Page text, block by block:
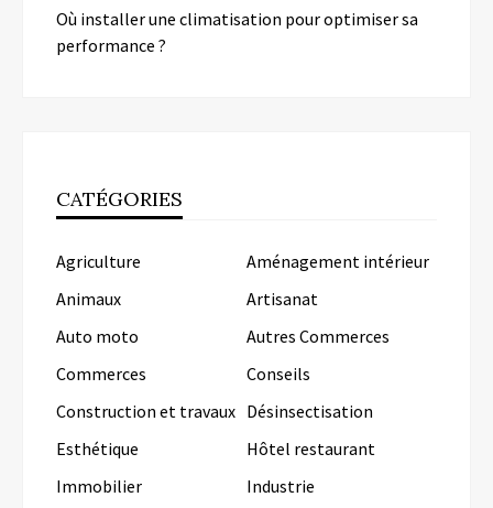
Où installer une climatisation pour optimiser sa
performance ?
CATÉGORIES
Agriculture
Aménagement intérieur
Animaux
Artisanat
Auto moto
Autres Commerces
Commerces
Conseils
Construction et travaux Désinsectisation
Esthétique
Hôtel restaurant
Immobilier
Industrie